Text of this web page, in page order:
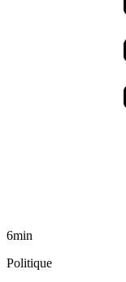
6min
Politique